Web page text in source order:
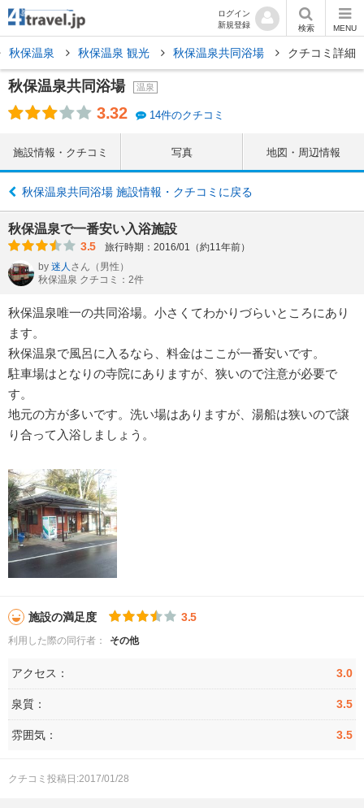
ログイン
新規登録
検索 MENU
秋保温泉 秋保温泉 観光 秋保温泉共同浴場 クチコミ詳細
秋保温泉共同浴場 温泉
3.32 14件のクチコミ
施設情報・クチコミ 写真 地図・周辺情報
秋保温泉共同浴場 施設情報・クチコミに戻る
秋保温泉で一番安い入浴施設
3.5
旅行時期：2016/01（約11年前）
by 迷人 さん （男性）
秋保温泉 クチコミ：2件
秋保温泉唯一の共同浴場。小さくてわかりづらいところにあり
ます。
秋保温泉で風呂に入るなら、料金はここが一番安いです。
駐車場はとなりの寺院にありますが、狭いので注意が必要で
す。
地元の方が多いです。洗い場はありますが、湯船は狭いので譲
り合って入浴しましょう。
施設の満足度 3.5
利用した際の同行者： その他
アクセス： 3.0
泉質： 3.5
雰囲気： 3.5
クチコミ投稿日:2017/01/28